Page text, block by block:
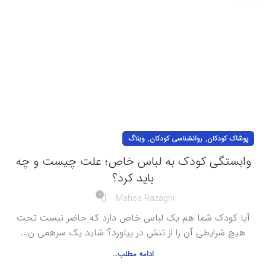
پوشاک کودکان, روانشناسی کودکان, وبلاگ
وابستگی کودک به لباس خاص؛ علت چیست و چه
باید کرد؟
Mahsa Razaghi
0
آیا کودک شما هم یک لباس خاص دارد که حاضر نیست تحت
هیچ شرایطی آن را از تنش در بیاورد؟ شاید یک سرهمی ن...
ادامه مطلب...